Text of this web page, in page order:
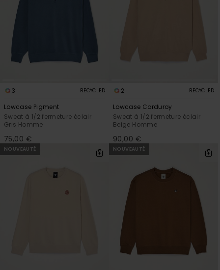
3 RECYCLED
Lowcase Pigment
Sweat à 1/2 fermeture éclair
Gris Homme
75,00 €
2 RECYCLED
Lowcase Corduroy
Sweat à 1/2 fermeture éclair
Beige Homme
90,00 €
NOUVEAUTÉ NOUVEAUTÉ